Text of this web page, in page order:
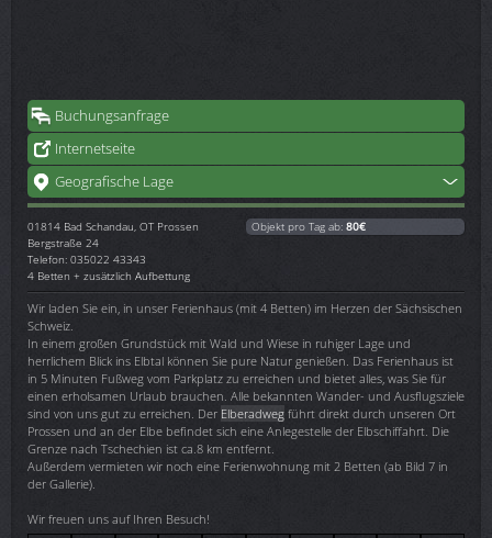
Buchungsanfrage
Internetseite
Geografische Lage
01814 Bad Schandau, OT Prossen
Bergstraße 24
Telefon: 035022 43343
4 Betten + zusätzlich Aufbettung
Objekt pro Tag ab: 80€
Wir laden Sie ein, in unser Ferienhaus (mit 4 Betten) im Herzen der Sächsischen
Schweiz.
In einem großen Grundstück mit Wald und Wiese in ruhiger Lage und
herrlichem Blick ins Elbtal können Sie pure Natur genießen. Das Ferienhaus ist
in 5 Minuten Fußweg vom Parkplatz zu erreichen und bietet alles, was Sie für
einen erholsamen Urlaub brauchen. Alle bekannten Wander- und Ausflugsziele
sind von uns gut zu erreichen. Der Elberadweg führt direkt durch unseren Ort
Prossen und an der Elbe befindet sich eine Anlegestelle der Elbschiffahrt. Die
Grenze nach Tschechien ist ca.8 km entfernt.
Außerdem vermieten wir noch eine Ferienwohnung mit 2 Betten (ab Bild 7 in
der Gallerie).
Wir freuen uns auf Ihren Besuch!